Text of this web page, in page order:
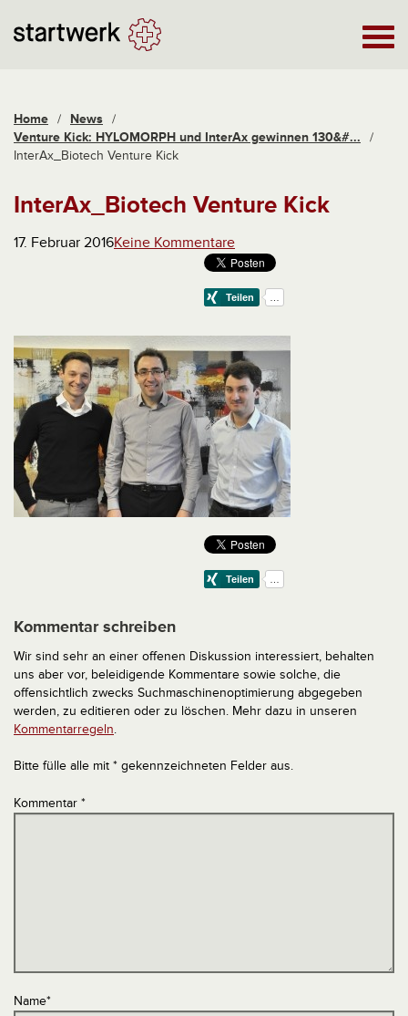
Home / News /
Venture Kick: HYLOMORPH und InterAx gewinnen 130&#...
/
InterAx_Biotech Venture Kick
InterAx_Biotech Venture Kick
17. Februar 2016Keine Kommentare
Kommentar schreiben
Wir sind sehr an einer offenen Diskussion interessiert, behalten
uns aber vor, beleidigende Kommentare sowie solche, die
offensichtlich zwecks Suchmaschinenoptimierung abgegeben
werden, zu editieren oder zu löschen. Mehr dazu in unseren
Kommentarregeln.
Bitte fülle alle mit * gekennzeichneten Felder aus.
Kommentar *
Name*